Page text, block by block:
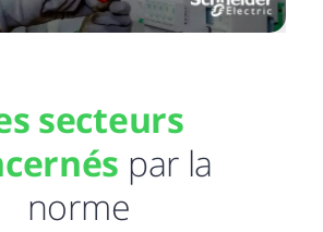
secteurs
par la
norme